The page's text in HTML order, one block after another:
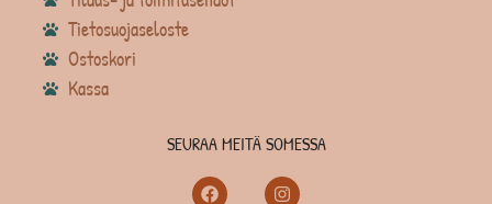
Tietosuojaseloste
Ostoskori
Kassa
SEURAA MEITÄ SOMESSA